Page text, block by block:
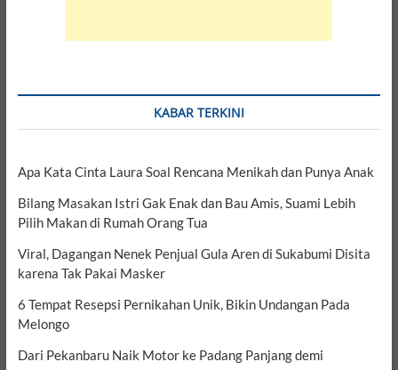
KABAR TERKINI
Apa Kata Cinta Laura Soal Rencana Menikah dan Punya Anak
Bilang Masakan Istri Gak Enak dan Bau Amis, Suami Lebih
Pilih Makan di Rumah Orang Tua
Viral, Dagangan Nenek Penjual Gula Aren di Sukabumi Disita
karena Tak Pakai Masker
6 Tempat Resepsi Pernikahan Unik, Bikin Undangan Pada
Melongo
Dari Pekanbaru Naik Motor ke Padang Panjang demi